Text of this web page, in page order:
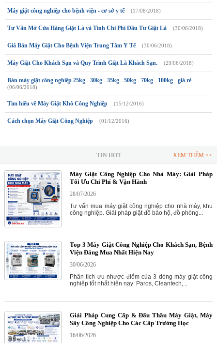
Máy giặt công nghiệp cho bệnh viện - cơ sở y tế (17/08/2018)
Tư Vấn Mở Cửa Hàng Giặt Là và Tính Chi Phí Đầu Tư Giặt Là (30/06/2018)
Giá Bán Máy Giặt Cho Bệnh Viện Trung Tâm Y Tế (30/06/2018)
Máy Giặt Cho Khách Sạn và Quy Trình Giặt Là Khách Sạn. (29/06/2018)
Bán máy giặt công nghiệp 25kg - 30kg - 35kg - 50kg - 70kg - 100kg - giá rẻ
(06/06/2018)
Tìm hiểu về Máy Giặt Khô Công Nghiệp (15/12/2016)
Cách chọn Máy Giặt Công Nghiệp (01/12/2016)
TIN HOT XEM THÊM >>
Máy Giặt Công Nghiệp Cho Nhà Máy: Giải Pháp
Tối Ưu Chi Phí & Vận Hành
28/07/2026
Tư vấn mua máy giặt công nghiệp cho nhà máy, khu
công nghiệp. Giải pháp giặt đồ bảo hộ, đồ phòng...
Top 3 Máy Giặt Công Nghiệp Cho Khách Sạn, Bệnh
Viện Đáng Mua Nhất Hiện Nay
30/06/2026
Phân tích ưu nhược điểm của 3 dòng máy giặt công
nghiệp tốt nhất hiện nay: Paros, Cleantech,...
Giải Pháp Cung Cấp & Đấu Thầu Máy Giặt, Máy
Sấy Công Nghiệp Cho Các Cấp Trường Học
16/06/2026